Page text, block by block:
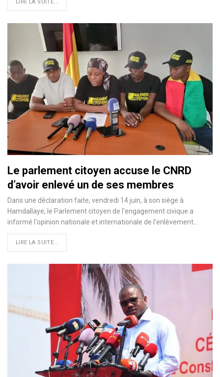
LIRE LA SUITE...
Le parlement citoyen accuse le CNRD
d’avoir enlevé un de ses membres
Dans une déclaration faite, vendredi 14 juin, à son siège à
Hamdallaye, le Parlement citoyen de l'engagement civique a
informé l'opinion nationale et internationale de l'enlèvement…
LIRE LA SUITE...